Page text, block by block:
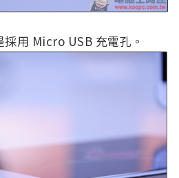
用 Micro USB 充電孔。